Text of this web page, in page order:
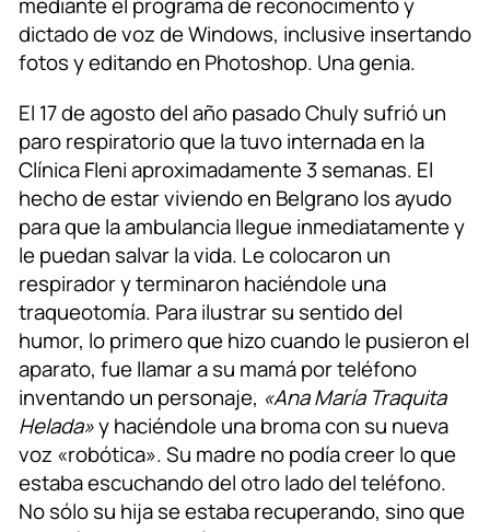
dictado de voz de Windows, inclusive insertando
fotos y editando en Photoshop. Una genia.
El 17 de agosto del año pasado Chuly sufrió un
paro respiratorio que la tuvo internada en la
Clínica Fleni aproximadamente 3 semanas. El
hecho de estar viviendo en Belgrano los ayudo
para que la ambulancia llegue inmediatamente y
le puedan salvar la vida. Le colocaron un
respirador y terminaron haciéndole una
traqueotomía. Para ilustrar su sentido del
humor, lo primero que hizo cuando le pusieron el
aparato, fue llamar a su mamá por teléfono
inventando un personaje, «Ana María Traquita
Helada»y haciéndole una broma con su nueva
voz «robótica». Su madre no podía creer lo que
estaba escuchando del otro lado del teléfono.
No sólo su hija se estaba recuperando, sino que